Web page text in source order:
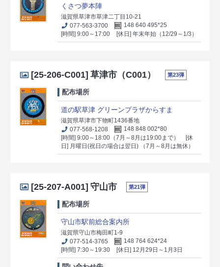
くさつ夢本陣
滋賀県草津市草津二丁目10-21
077-563-3700
148 640 495*25
[時間] 9:00～17:00
[休日] 年末年始（12/29～1/3）
[25-206-C001] 草津市（C001） 第23弾
配布場所
道の駅草津 グリーンプラザからすま
滋賀県草津市下物町1436番地
077-568-1208
148 848 002*80
[時間] 9:00～18:00（7月～8月は19:00まで）
[休
日] 月曜日(祝日の場合は翌日) （7月～8月は無休）
[25-207-A001] 守山市 第21弾
配布場所
守山市駅前総合案内所
滋賀県守山市梅田町1-9
077-514-3765
148 764 624*24
[時間] 7:30～19:30
[休日] 12月29日～1月3日